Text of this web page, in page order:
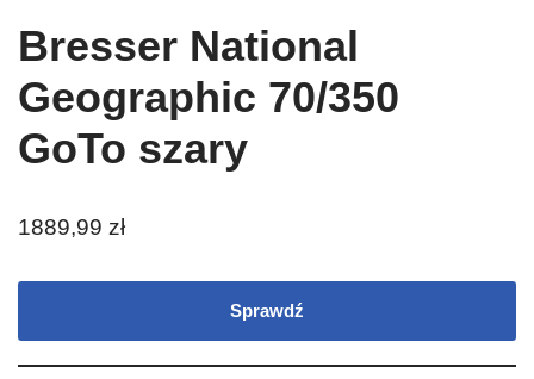
Bresser National
Geographic 70/350
GoTo szary
1889,99 zł
Sprawdź